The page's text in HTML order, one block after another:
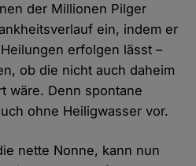
der Millionen Pilger
ein, indem er
erfolgen lässt –
ob die nicht auch daheim
wäre. Denn spontane
ohne Heiligwasser vor.
nette Nonne, kann nun